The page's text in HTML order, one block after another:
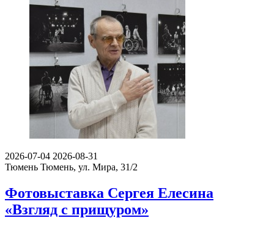
2026-07-04 2026-08-31
Тюмень Тюмень, ул. Мира, 31/2
Фотовыставка Сергея Елесина
«Взгляд с прищуром»